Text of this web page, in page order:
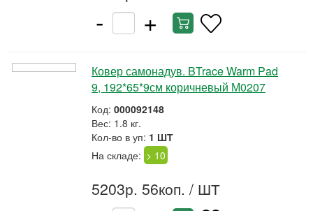
- +
Ковер самонадув. BTrace Warm Pad
9, 192*65*9см коричневый М0207
Код: 000092148
Вес: 1.8 кг.
Кол-во в уп: 1 ШТ
На складе: > 10
5203р. 56коп. / ШТ